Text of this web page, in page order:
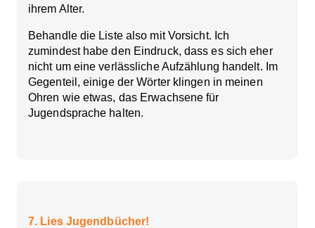
ihrem Alter.
Behandle die Liste also mit Vorsicht. Ich
zumindest habe den Eindruck, dass es sich eher
nicht um eine verlässliche Aufzählung handelt. Im
Gegenteil, einige der Wörter klingen in meinen
Ohren wie etwas, das Erwachsene für
Jugendsprache halten.
7. Lies Jugendbücher!